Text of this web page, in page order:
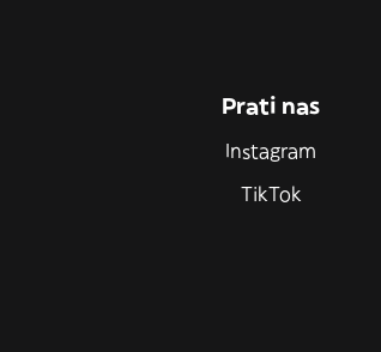
Prati nas
Instagram
TikTok